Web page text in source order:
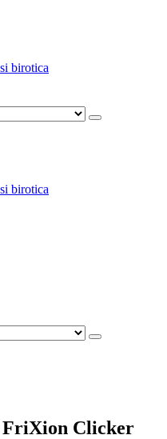
Clicker